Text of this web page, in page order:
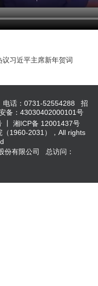
习近平主席新年贺词
电话：0731-52554288 招
备：43030402000101号
丨 湘ICP备 12001437号
1960-2031），All rights
份有限公司 总访问：